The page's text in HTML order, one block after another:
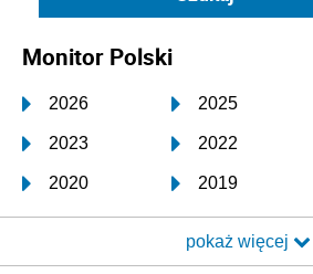
Monitor Polski
2026 2025
2023 2022
2020 2019
2017 2016
2014 2013
pokaż więcej